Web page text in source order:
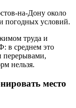
на-Дону около
погодных условий.
труда и
в среднем это
перерывами,
нельзя.
место